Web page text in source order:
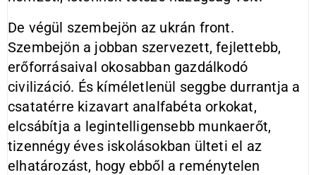
De végül szembejön az ukrán front.
Szembejön a jobban szervezett, fejlettebb,
erőforrásaival okosabban gazdálkodó
civilizáció. És kíméletlenül seggbe durrantja a
csatatérre kizavart analfabéta orkokat,
elcsábítja a legintelligensebb munkaerőt,
tizennégy éves iskolásokban ülteti el az
elhatározást, hogy ebből a reménytelen